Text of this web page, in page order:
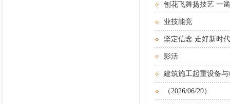
刨花飞舞扬技艺 一
业技能竞
坚定信念 走好新时
影活
建筑施工起重设备
（2026/06/29）